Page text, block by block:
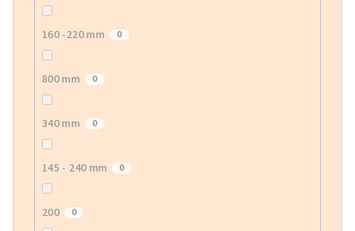
160 -220 mm 0
800 mm 0
340 mm 0
145 - 240 mm 0
200 0